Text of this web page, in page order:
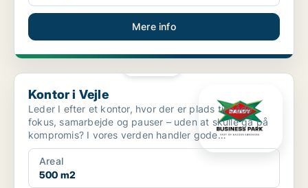
Mere info
Kontor i Vejle
Kontor i Vejle
Leder I efter et kontor, hvor der er plads til både
fokus, samarbejde og pauser – uden at skulle gå på
kompromis? I vores verden handler gode
kontorlokale...
Areal
500 m2